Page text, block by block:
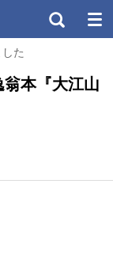
た
本『大江山